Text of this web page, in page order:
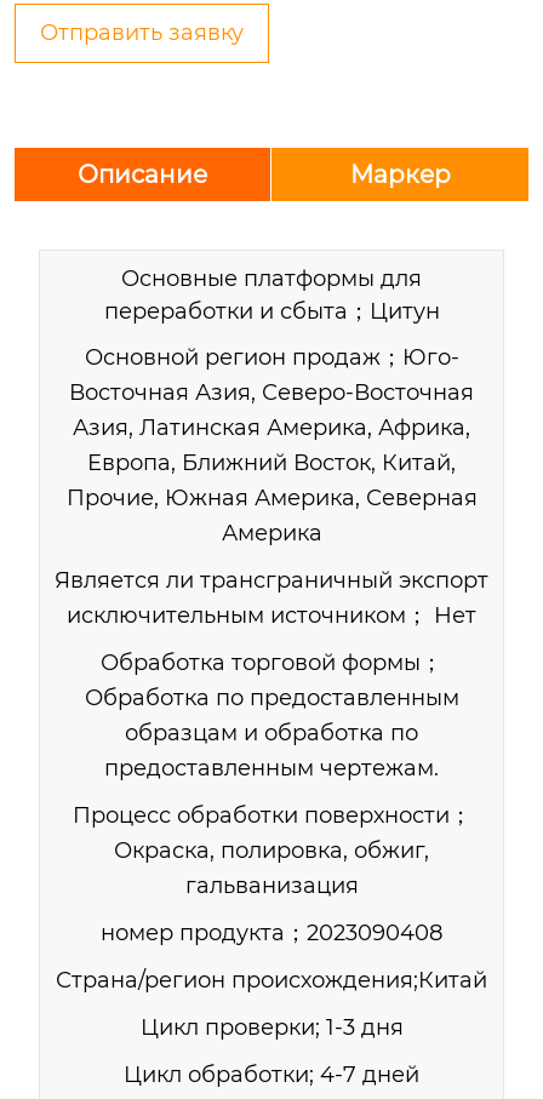
Отправить заявку
Описание Маркер
Основные платформы для
переработки и сбыта；Цитун
Основной регион продаж；Юго-
Восточная Азия, Северо-Восточная
Азия, Латинская Америка, Африка,
Европа, Ближний Восток, Китай,
Прочие, Южная Америка, Северная
Америка
Является ли трансграничный экспорт
исключительным источником； Нет
Обработка торговой формы；
Обработка по предоставленным
образцам и обработка по
предоставленным чертежам.
Процесс обработки поверхности；
Окраска, полировка, обжиг,
гальванизация
номер продукта；2023090408
Страна/регион происхождения;Китай
Цикл проверки; 1-3 дня
Цикл обработки; 4-7 дней